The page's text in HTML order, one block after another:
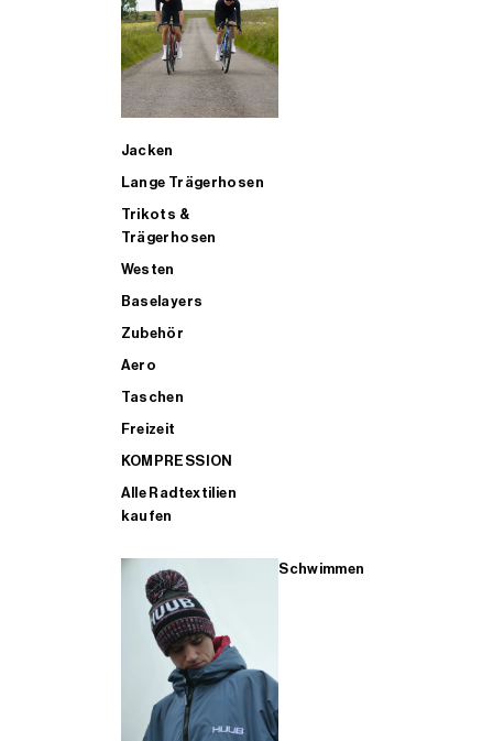
Jacken
Lange Trägerhosen
Trikots &
Trägerhosen
Westen
Baselayers
Zubehör
Aero
Taschen
Freizeit
KOMPRESSION
Alle Radtextilien
kaufen
Schwimmen
ALLE TRIATHLONARTIKEL FÜR MÄNNER KAUFEN